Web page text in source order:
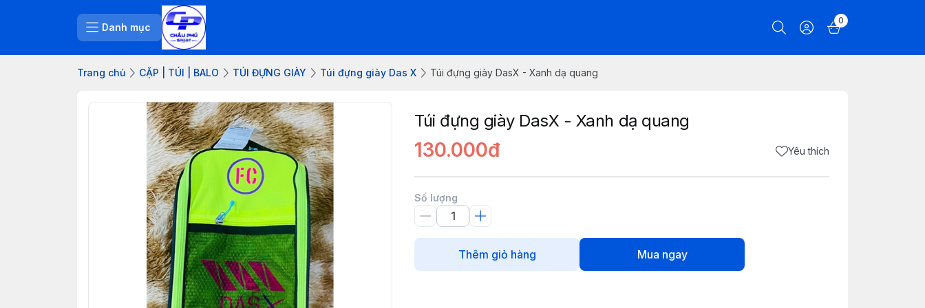
Danh mục
0
Trang chủ CẶP | TÚI | BALO TÚI ĐỰNG GIÀY Túi đựng giày Das X Túi đựng giày DasX - Xanh dạ quang
Túi đựng giày DasX - Xanh dạ quang
130.000đ Yêu thích
Số lượng
Thêm giỏ hàng Mua ngay